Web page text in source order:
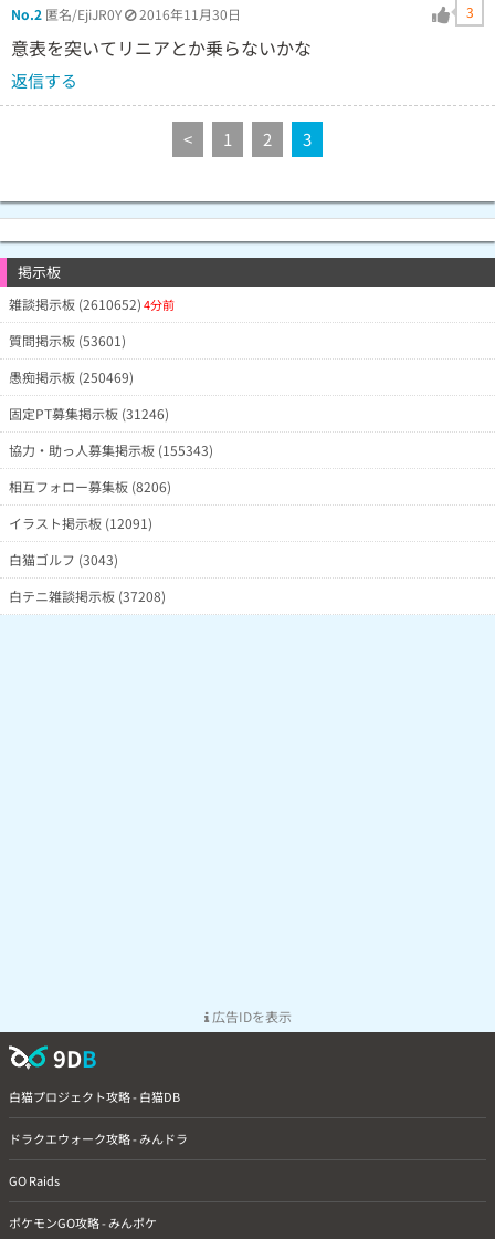
No.2 匿名/EjiJR0Y 2016年11月30日 3
意表を突いてリニアとか乗らないかな
返信する
< 1 2 3
掲示板
雑談掲示板 (2610652)4分前
質問掲示板 (53601)
愚痴掲示板 (250469)
固定PT募集掲示板 (31246)
協力・助っ人募集掲示板 (155343)
相互フォロー募集板 (8206)
イラスト掲示板 (12091)
白猫ゴルフ (3043)
白テニ雑談掲示板 (37208)
広告IDを表示
9DB
白猫プロジェクト攻略 - 白猫DB
ドラクエウォーク攻略 - みんドラ
GO Raids
ポケモンGO攻略 - みんポケ